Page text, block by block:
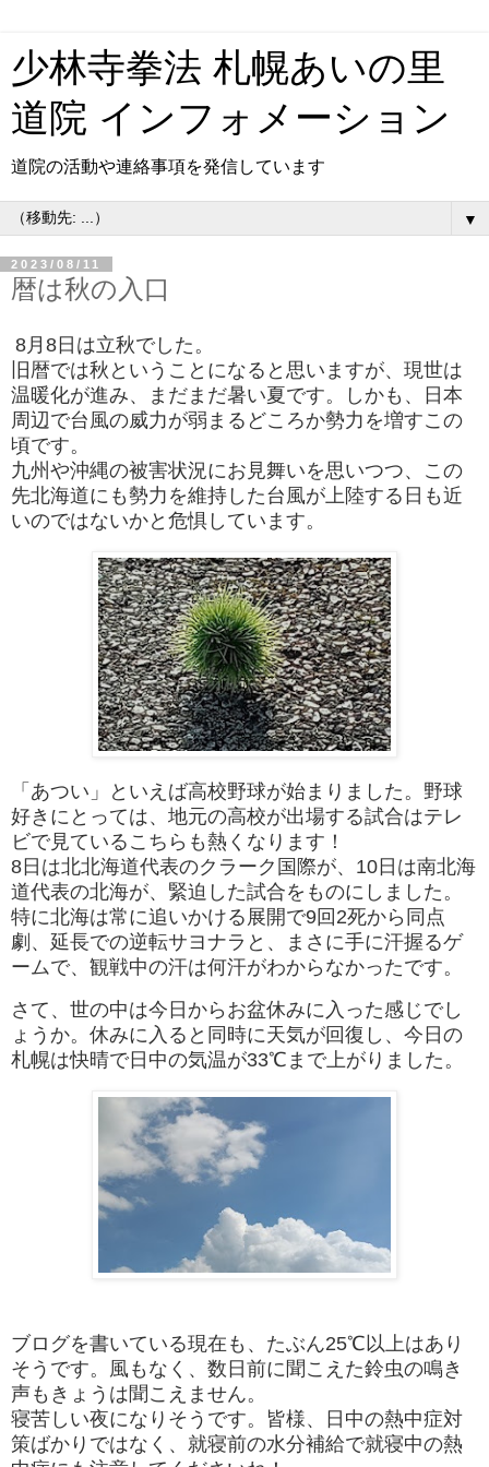
少林寺拳法 札幌あいの里
道院 インフォメーション
道院の活動や連絡事項を発信しています
▼
2023/08/11
暦は秋の入口
8月8日は立秋でした。
旧暦では秋ということになると思いますが、現世は
温暖化が進み、まだまだ暑い夏です。しかも、日本
周辺で台風の威力が弱まるどころか勢力を増すこの
頃です。
九州や沖縄の被害状況にお見舞いを思いつつ、この
先北海道にも勢力を維持した台風が上陸する日も近
いのではないかと危惧しています。
「あつい」といえば高校野球が始まりました。野球
好きにとっては、地元の高校が出場する試合はテレ
ビで見ているこちらも熱くなります！
8日は北北海道代表のクラーク国際が、10日は南北海
道代表の北海が、緊迫した試合をものにしました。
特に北海は常に追いかける展開で9回2死から同点
劇、延長での逆転サヨナラと、まさに手に汗握るゲ
ームで、観戦中の汗は何汗がわからなかったです。
さて、世の中は今日からお盆休みに入った感じでし
ょうか。休みに入ると同時に天気が回復し、今日の
札幌は快晴で日中の気温が33℃まで上がりました。
ブログを書いている現在も、たぶん25℃以上はあり
そうです。風もなく、数日前に聞こえた鈴虫の鳴き
声もきょうは聞こえません。
寝苦しい夜になりそうです。皆様、日中の熱中症対
策ばかりではなく、就寝前の水分補給で就寝中の熱